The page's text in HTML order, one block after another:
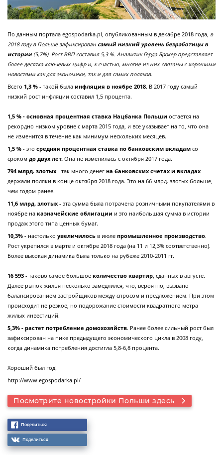
По данным портала egospodarka.pl, опубликованным в декабре 2018 года, в
2018 году в Польше зафиксирован самый низкий уровень безработицы в
истории (5,7%). Рост ВВП составил 5,3 %. Аналитик Герда Брокер представляет
более десятка ключевых цифр и, к счастью, многие из них связаны с хорошими
новостями как для экономики, так и для самих поляков.
Всего 1,3 % - такой была инфляция в ноябре 2018. В 2017 году самый
низкий рост инфляции составил 1,5 процента.
1,5 % - основная процентная ставка Нацбанка Польши остается на
рекордно низком уровне с марта 2015 года, и все указывает на то, что она
не изменится в течение как минимум нескольких месяцев.
1,5 % - это средняя процентная ставка по банковским вкладам со
сроком до двух лет. Она не изменилась с октября 2017 года.
794 млрд. злотых - так много денег на банковских счетах и ​​вкладах
держали поляки в конце октября 2018 года. Это на 66 млрд. злотых больше,
чем годом ранее.
11,6 млрд. злотых - эта сумма была потрачена розничными покупателями в
ноябре на казначейские облигации и это наибольшая сумма в истории
продаж этого типа ценных бумаг.
10,3% - настолько увеличилось в июле промышленное производство.
Рост укрепился в марте и октябре 2018 года (на 11 и 12,3% соответственно).
Более высокая динамика была только на рубеже 2010-2011 гг.
16 593 - таково самое большое количество квартир, сданных в августе.
Далее рынок жилья несколько замедлился, что, вероятно, вызвано
балансированием застройщиков между спросом и предложением. При этом
происходит не резкое, но подорожание стоимости квадратного метра
жилых инвестиций.
5,3% - растет потребление домохозяйств. Ранее более сильный рост был
зафиксирован на пике предыдущего экономического цикла в 2008 году,
когда динамика потребления достигла 5,8-6,8 процента.
Хороший был год!
http://www.egospodarka.pl/
Посмотрите новостройки Польши здесь
Поделиться
Поделиться